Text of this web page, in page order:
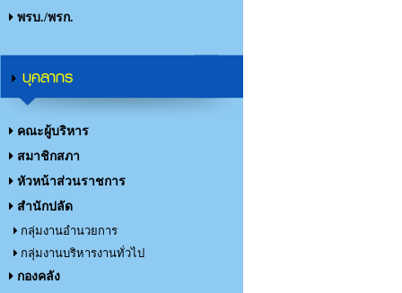
พรบ./พรก.
บุคลากร
คณะผู้บริหาร
สมาชิกสภา
หัวหน้าส่วนราชการ
สำนักปลัด
กลุ่มงานอำนวยการ
กลุ่มงานบริหารงานทั่วไป
กองคลัง